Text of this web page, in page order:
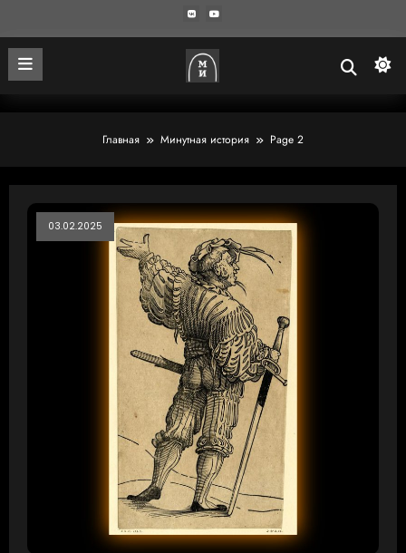
Главная Минутная история Page 2
03.02.2025